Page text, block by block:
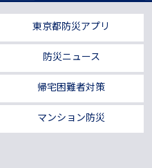
東京都防災アプリ
防災ニュース
帰宅困難者対策
マンション防災